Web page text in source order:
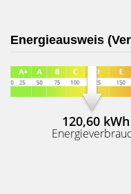
Energieausweis
120,60